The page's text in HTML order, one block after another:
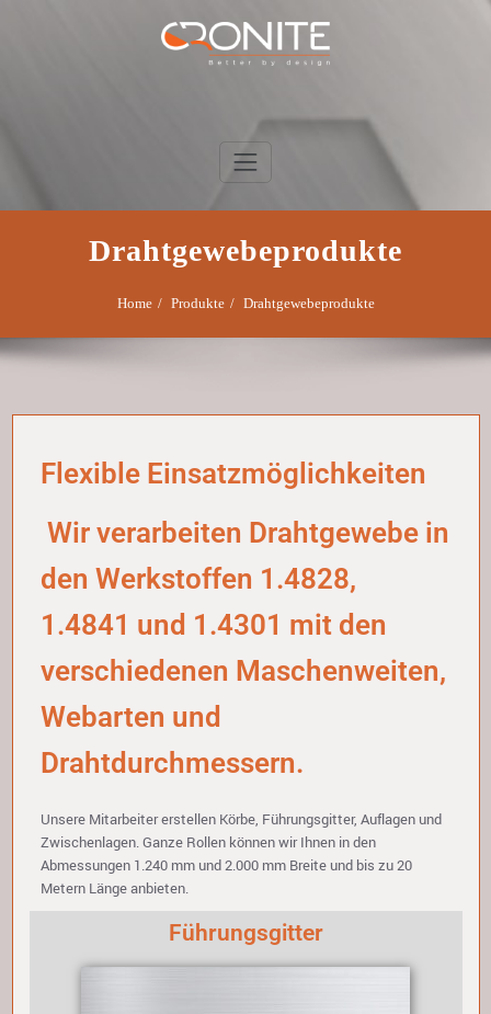
Cronite Klefisch
Drahtgewebeprodukte
Home Produkte Drahtgewebeprodukte
Flexible Einsatzmöglichkeiten
Wir verarbeiten Drahtgewebe in
den Werkstoffen 1.4828,
1.4841 und 1.4301 mit den
verschiedenen Maschenweiten,
Webarten und
Drahtdurchmessern.
Unsere Mitarbeiter erstellen Körbe, Führungsgitter, Auflagen und
Zwischenlagen. Ganze Rollen können wir Ihnen in den
Abmessungen 1.240 mm und 2.000 mm Breite und bis zu 20
Metern Länge anbieten.
Führungsgitter